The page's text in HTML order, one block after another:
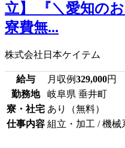
立】 『＼愛知の
寮費無...
株式会社日本ケイテム
給与 月収例329,000円
勤務地
岐阜県 垂井町
寮・社宅 あり（無料）
仕事内容 組立・加工 / 機械